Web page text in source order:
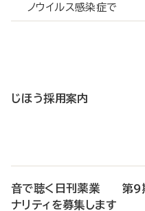
ノウイルス感染症で
じほう採用案内
音で聴く日刊薬業 第9
ナリティを募集します